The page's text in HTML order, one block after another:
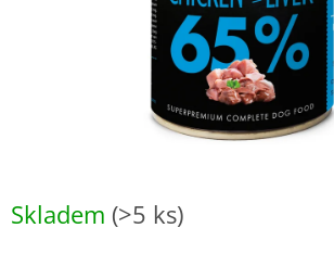
Skladem (>5 ks)